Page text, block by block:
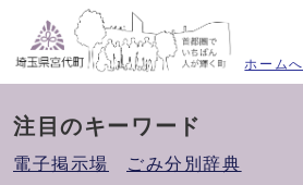
ホームへ
注目のキーワード
電子掲示場
ごみ分別辞典